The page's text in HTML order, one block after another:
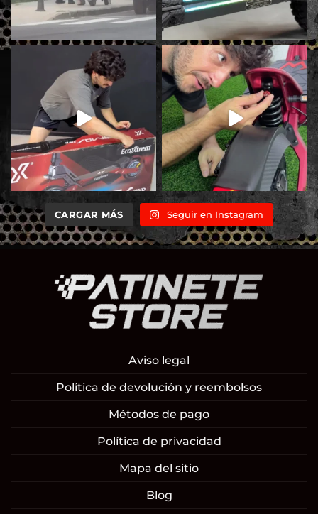
CARGAR MÁS Seguir en Instagram
Aviso legal
Política de devolución y reembolsos
Métodos de pago
Política de privacidad
Mapa del sitio
Blog